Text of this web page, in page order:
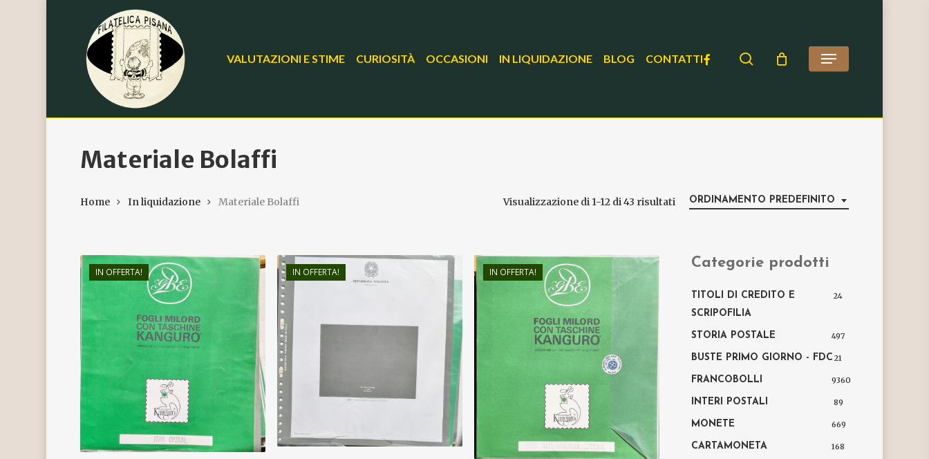
Hit enter to search or ESC to close
VALUTAZIONI E STIME CURIOSITÀ OCCASIONI IN LIQUIDAZIONE BLOG CONTATTIFACEBOOK search Menu
Materiale Bolaffi
ORDINAMENTO PREDEFINITO
Visualizzazione di 1-12 di 43 risultati
Home In liquidazione Materiale Bolaffi
IN OFFERTA!
€8,00
IN OFFERTA! IN OFFERTA!
€6,00
Categorie prodotti
TITOLI DI CREDITO E
SCRIPOFILIA
24
STORIA POSTALE 497
BUSTE PRIMO GIORNO - FDC 21
FRANCOBOLLI 9360
INTERI POSTALI 89
MONETE 669
CARTAMONETA 168